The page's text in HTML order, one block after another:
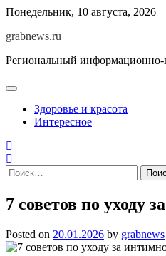
Skip
content
Понедельник, 10 августа, 2026
grabnews.ru
Региональный информационно-
Здоровье и красота
Интересное
Найти:
7 советов по уходу
Posted on 20.01.2026 by grabnews